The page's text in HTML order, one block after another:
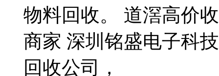
物料回收。 道滘高价
商家 深圳铭盛电子科
回收公司，